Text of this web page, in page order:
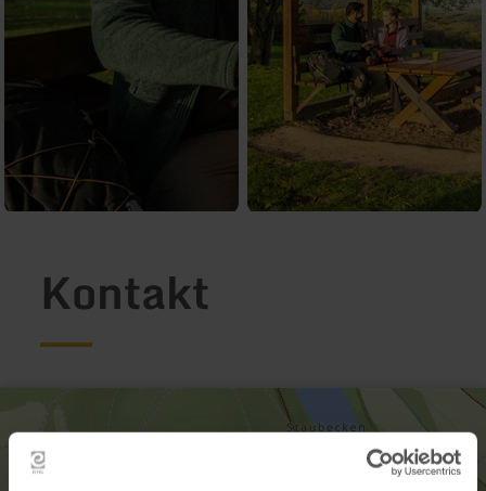
Kontakt